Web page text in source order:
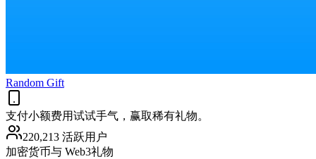
Random Gift
支付小额费用试试手气，赢取稀有礼物。
220,213 活跃用户
加密货币与 Web3礼物